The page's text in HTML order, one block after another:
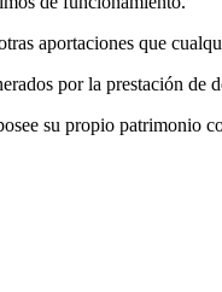
aportaciones que
por la prestación de
su propio patrimonio